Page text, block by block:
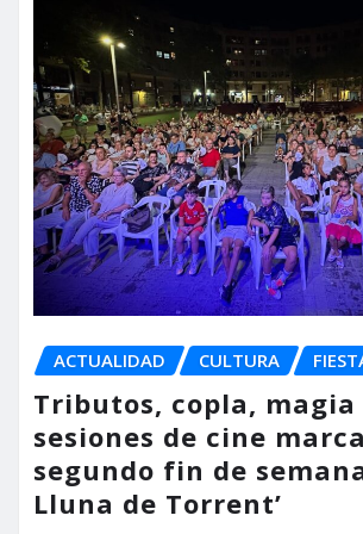
ACTUALIDAD CULTURA
Tributos, copla,
sesiones de cine
segundo fin de
Lluna de Torrent’